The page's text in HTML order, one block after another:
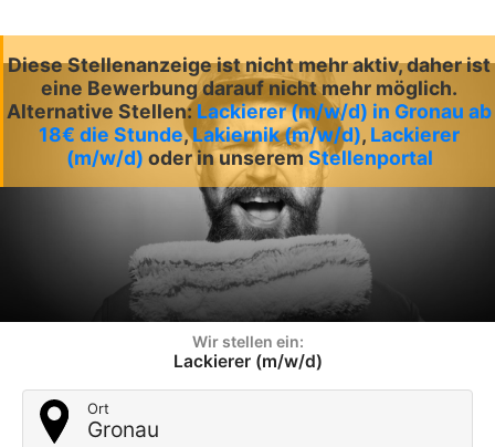
Diese Stellenanzeige ist nicht mehr aktiv, daher ist
eine Bewerbung darauf nicht mehr möglich.
Alternative Stellen: Lackierer (m/w/d) in Gronau ab
18€ die Stunde,Lakiernik (m/w/d), Lackierer
(m/w/d) oder in unserem Stellenportal
Wir stellen ein:
Lackierer (m/w/d)
Ort
Gronau